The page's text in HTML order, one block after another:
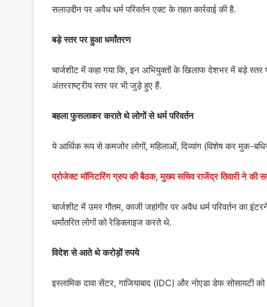
सलाउद्दीन पर अवैध धर्म परिवर्तन एक्ट के तहत कार्रवाई की है.
बड़े स्तर पर हुआ धर्मांतरण
चार्जशीट में कहा गया कि, इन अभियुक्तों के खिलाफ देशभर में बड़े
अंतरराष्ट्रीय स्तर पर भी जुड़े हुए हैं.
बहला फुसलाकर कराते थे लोगों से धर्म परिवर्तन
ये आर्थिक रूप से कमजोर लोगों, महिलाओं, दिव्यांग (विशेष कर मुक-
प्रोजेक्ट मॉनिटरिंग ग्रुप की बैठक, मुख्य सचिव राजेंद्र तिवारी ने की
चार्जशीट में उमर गौतम, काजी जहांगीर पर अवैध धर्म परिवर्तन का
धर्मांतरित लोगों को रेडिक्लाइज करते थे.
विदेश से आते थे करोड़ों रुपये
इस्लामिक दावा सेंटर, गाजियाबाद (IDC) और नोएडा डेफ सोसायटी को